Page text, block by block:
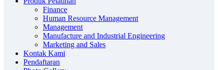
Finance
Human Resource Management
Management
Manufacture and Industrial Engineering
Marketing and Sales
Kontak Kami
Pendaftaran